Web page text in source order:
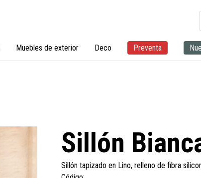
Muebles de exterior Deco Preventa
Sillón
Sillón tapizado en Lino, relleno de fibra